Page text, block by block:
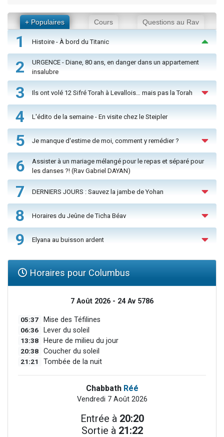
+ Populaires Cours Questions au Rav
1 Histoire - À bord du Titanic
2
URGENCE - Diane, 80 ans, en danger dans un appartement
insalubre
3 Ils ont volé 12 Sifré Torah à Levallois… mais pas la Torah
4 L'édito de la semaine - En visite chez le Steipler
5 Je manque d'estime de moi, comment y remédier ?
6
Assister à un mariage mélangé pour le repas et séparé pour
les danses ?! (Rav Gabriel DAYAN)
7 DERNIERS JOURS : Sauvez la jambe de Yohan
8 Horaires du Jeûne de Ticha Béav
9 Elyana au buisson ardent
Horaires pour Columbus
7 Août 2026 - 24 Av 5786
05:37 Mise des Téfilines
06:36 Lever du soleil
13:38 Heure de milieu du jour
20:38 Coucher du soleil
21:21 Tombée de la nuit
Chabbath Réé
Vendredi 7 Août 2026
Entrée à 20:20
Sortie à 21:22